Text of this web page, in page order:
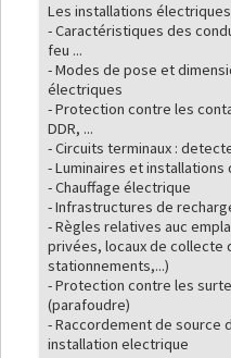
Les installations
- Caractéristiques des
feu ...
- Modes de pose et
électriques
- Protection contre les
DDR, ...
- Circuits terminaux :
- Luminaires et installations
- Chauffage électrique
- Infrastructures de
- Règles relatives auc
privées, locaux de collecte
stationnements,...)
- Protection contre les
(parafoudre)
- Raccordement de source
installation electrique